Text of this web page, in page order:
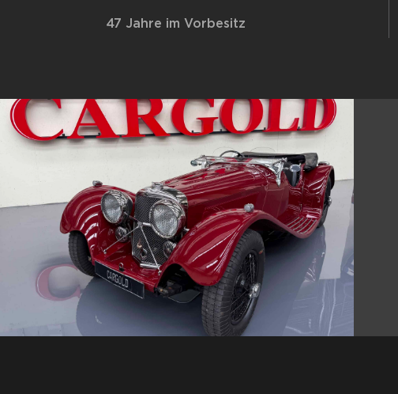
47 Jahre im Vorbesitz